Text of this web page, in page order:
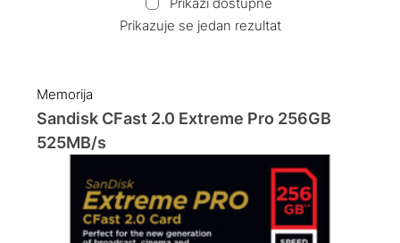
Prikazuje se jedan rezultat
Memorija
Sandisk CFast 2.0 Extreme Pro 256GB
525MB/s